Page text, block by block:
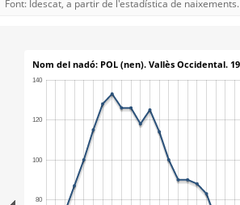
Font: Idescat, a partir de l'estadística de naixements.